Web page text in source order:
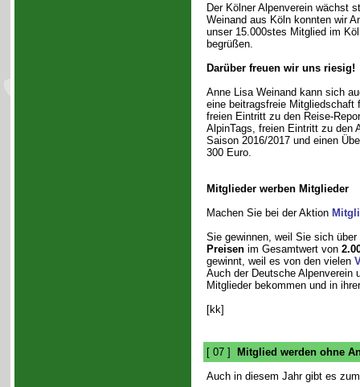
Der Kölner Alpenverein wächst
Weinand aus Köln konnten wir
unser 15.000stes Mitglied im
begrüßen.
Darüber freuen wir uns riesig!
Anne Lisa Weinand kann sich
eine beitragsfreie Mitgliedschaft
freien Eintritt zu den Reise-
AlpinTags, freien Eintritt zu den
Saison 2016/2017 und einen
300 Euro.
Mitglieder werben Mitglieder
Machen Sie bei der Aktion
Sie gewinnen, weil Sie sich
Preisenim Gesamtwert von
gewinnt, weil es von den vielen
Auch der Deutsche Alpenverein
Mitglieder bekommen und in
[kk]
[ 07 ]
Mitglied werden ohne
Auch in diesem Jahr gibt es